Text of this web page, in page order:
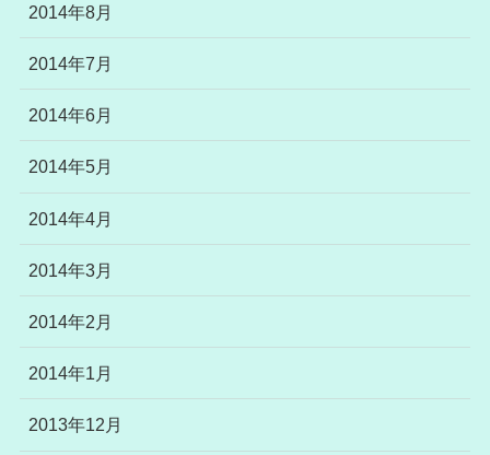
2014年8月
2014年7月
2014年6月
2014年5月
2014年4月
2014年3月
2014年2月
2014年1月
2013年12月